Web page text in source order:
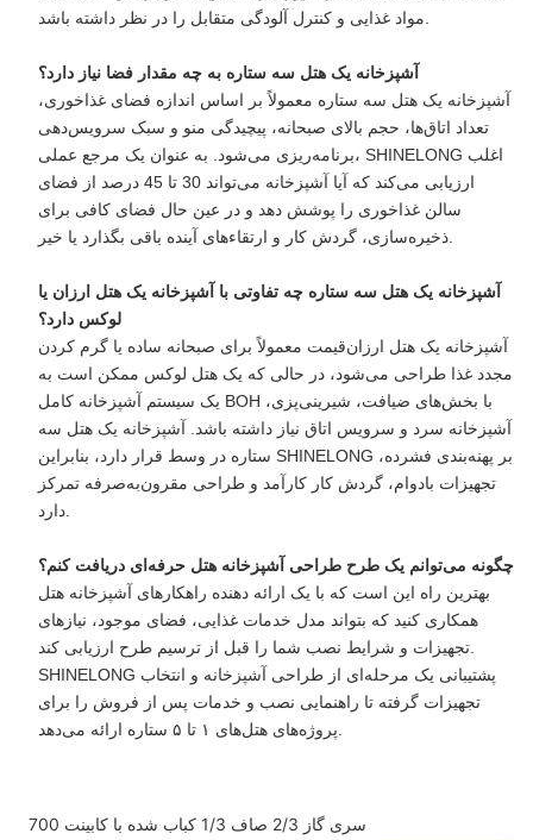
مواد غذایی و کنترل آلودگی متقابل را در نظر داشته باشد.
آشپزخانه یک هتل سه ستاره به چه مقدار فضا نیاز دارد؟
آشپزخانه یک هتل سه ستاره معمولاً بر اساس اندازه فضای غذاخوری،
تعداد اتاق‌ها، حجم بالای صبحانه، پیچیدگی منو و سبک سرویس‌دهی
برنامه‌ریزی می‌شود. به عنوان یک مرجع عملی، SHINELONG اغلب
ارزیابی می‌کند که آیا آشپزخانه می‌تواند 30 تا 45 درصد از فضای
سالن غذاخوری را پوشش دهد و در عین حال فضای کافی برای
ذخیره‌سازی، گردش کار و ارتقاءهای آینده باقی بگذارد یا خیر.
آشپزخانه یک هتل سه ستاره چه تفاوتی با آشپزخانه یک هتل ارزان یا
لوکس دارد؟
آشپزخانه یک هتل ارزان‌قیمت معمولاً برای صبحانه ساده یا گرم کردن
مجدد غذا طراحی می‌شود، در حالی که یک هتل لوکس ممکن است به
یک سیستم آشپزخانه کامل BOH با بخش‌های ضیافت، شیرینی‌پزی،
آشپزخانه سرد و سرویس اتاق نیاز داشته باشد. آشپزخانه یک هتل سه
ستاره در وسط قرار دارد، بنابراین SHINELONG بر پهنه‌بندی فشرده،
تجهیزات بادوام، گردش کار کارآمد و طراحی مقرون‌به‌صرفه تمرکز
دارد.
چگونه می‌توانم یک طرح طراحی آشپزخانه هتل حرفه‌ای دریافت کنم؟
بهترین راه این است که با یک ارائه دهنده راهکارهای آشپزخانه هتل
همکاری کنید که بتواند مدل خدمات غذایی، فضای موجود، نیازهای
تجهیزات و شرایط نصب شما را قبل از ترسیم طرح ارزیابی کند.
SHINELONG پشتیبانی یک مرحله‌ای از طراحی آشپزخانه و انتخاب
تجهیزات گرفته تا راهنمایی نصب و خدمات پس از فروش را برای
پروژه‌های هتل‌های ۱ تا ۵ ستاره ارائه می‌دهد.
700 سری گاز 2/3 صاف 1/3 کباب شده با کابینت